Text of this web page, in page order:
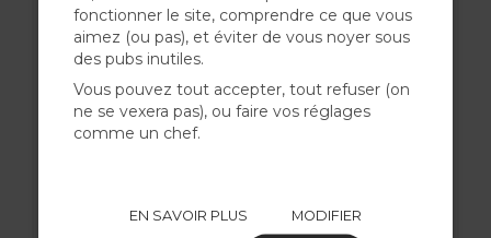
87.30 €
fonctionner le site, comprendre ce que vous
aimez (ou pas), et éviter de vous noyer sous
des pubs inutiles.
Vous pouvez tout accepter, tout refuser (on
ne se vexera pas), ou faire vos réglages
comme un chef.
EN SAVOIR PLUS MODIFIER